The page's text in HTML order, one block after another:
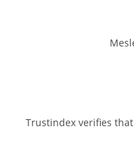
Trustindex verifies that